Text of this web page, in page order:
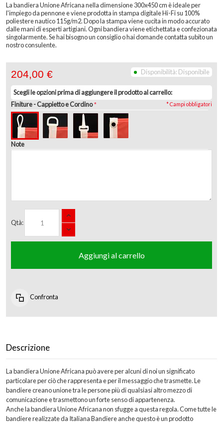
La bandiera Unione Africana nella dimensione 300x450 cm è ideale per
l'impiego da pennone e viene prodotta in stampa digitale Hi-Fi su 100%
poliestere nautico 115g/m2. Dopo la stampa viene cucita in modo accurato
dalle mani di esperti artigiani. Ogni bandiera viene etichettata e confezionata
singolarmente. Se hai bisogno un consiglio o hai domande contatta subito un
nostro consulente.
Disponibilità: Disponibile
204,00 €
Scegli le opzioni prima di aggiungere il prodotto al carrello:
Finiture- Cappietto e Cordino
Note
* Campi obbligatori
Qtà:
Aggiungi al carrello
Confronta
Descrizione
La bandiera Unione Africana può avere per alcuni di noi un significato
particolare per ciò che rappresenta e per il messaggio che trasmette. Le
bandiere creano unione tra le persone più di qualsiasi altro mezzo di
comunicazione e trasmettono un forte senso di appartenenza.
Anche la bandiera Unione Africana non sfugge a questa regola. Come tutte le
bandiere realizzate da Italiana Bandiere anche questo è un prodotto